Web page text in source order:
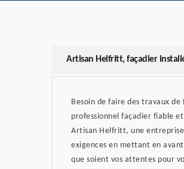
Artisan Helfritt, façadier
Besoin de faire des travaux
professionnel façadier fiable
Artisan Helfritt, une
exigences en mettant en
que soient vos attentes pour